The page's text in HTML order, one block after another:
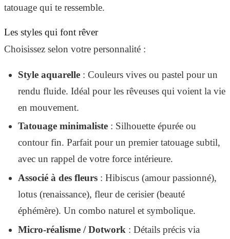
tatouage qui te ressemble.
Les styles qui font rêver
Choisissez selon votre personnalité :
Style aquarelle: Couleurs vives ou pastel pour un
rendu fluide. Idéal pour les rêveuses qui voient la vie
en mouvement.
Tatouage minimaliste: Silhouette épurée ou
contour fin. Parfait pour un premier tatouage subtil,
avec un rappel de votre force intérieure.
Associé à des fleurs: Hibiscus (amour passionné),
lotus (renaissance), fleur de cerisier (beauté
éphémère). Un combo naturel et symbolique.
Micro-réalisme / Dotwork : Détails précis via